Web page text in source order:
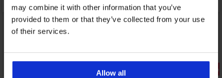
may combine it with other information that you’ve
provided to them or that they’ve collected from your use
of their services.
Allow all Zľava -50%